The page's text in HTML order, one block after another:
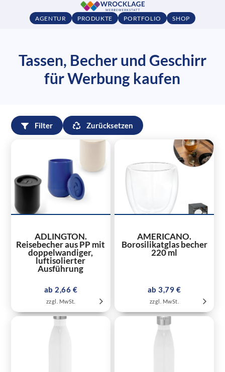
AGENTUR PRODUKTE PORTFOLIO SHOP
Tassen, Becher und Geschirr
für Werbung kaufen
Filter Zurücksetzen
ADLINGTON.
Reisebecher aus PP mit
doppelwandiger,
luftisolierter
Ausführung
ab 2,66 €
zzgl. MwSt.
AMERICANO.
Borosilikatglas becher
220 ml
ab 3,79 €
zzgl. MwSt.